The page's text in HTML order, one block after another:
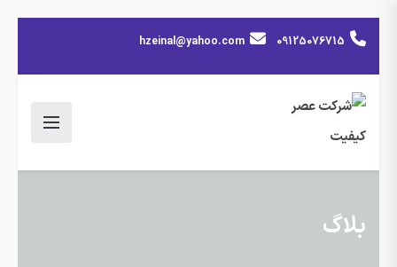
09125076715
hzeinal@yahoo.com
بلاگ